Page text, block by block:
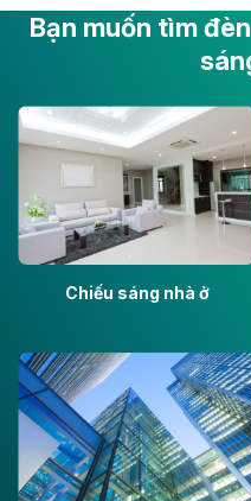
Bạn muốn tìm
Chiếu sáng nhà ở